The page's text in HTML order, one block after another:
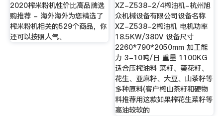
2020榨米粉机性价比高品牌选
购推荐 - 海外海外为您精选了
榨米粉机相关的529个商品，你
还可以按照人气、
XZ-Z538-2/4榨油机-杭州旭
众机械设备有限公司设备名称
XZ-Z538-2榨油机 电机功率
18.5KW/380V 设备尺寸
2260*790*2050mm 加工能
力 3-10吨/日 重量 1100KG
适合压榨油料 菜籽、葵花籽、
花生、亚麻籽、大豆、山茶籽等
多种原料(客户榨山茶籽和硬物
料推荐用这款如果榨花生菜籽等
高油较软的